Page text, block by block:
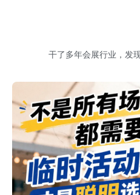
干了多年会展行业，发